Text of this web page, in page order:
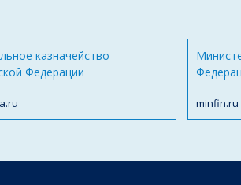
казначейство
Федерации
minfin.ru